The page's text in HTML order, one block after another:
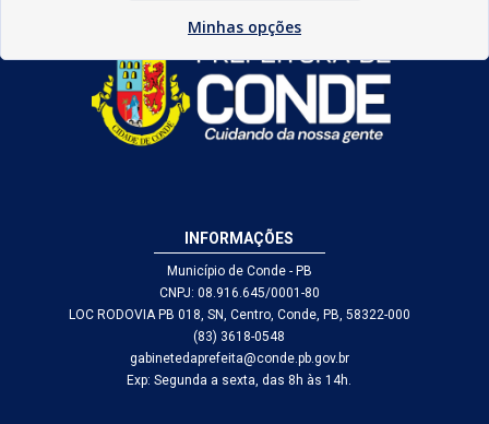
INFORMAÇÕES
Município de Conde - PB
CNPJ: 08.916.645/0001-80
LOC RODOVIA PB 018, SN, Centro, Conde, PB, 58322-000
(83) 3618-0548
gabinetedaprefeita@conde.pb.gov.br
Exp: Segunda a sexta, das 8h às 14h.
Minhas opções